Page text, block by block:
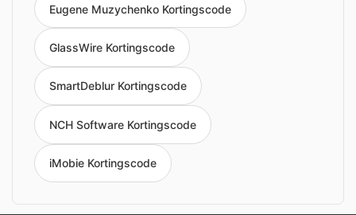
Eugene Muzychenko Kortingscode
GlassWire Kortingscode
SmartDeblur Kortingscode
NCH Software Kortingscode
iMobie Kortingscode